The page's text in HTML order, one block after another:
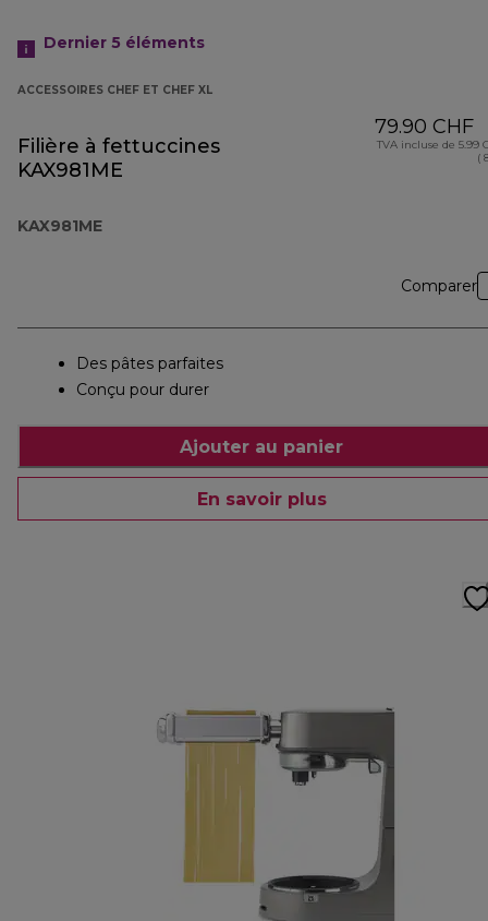
Dernier 5 éléments
ACCESSOIRES CHEF ET CHEF XL
Filière à fettuccines
KAX981ME
KAX981ME
79.90 CHF
TVA incluse de 5.99
(
Comparer
Des pâtes parfaites
Conçu pour durer
Ajouter au panier
En savoir plus